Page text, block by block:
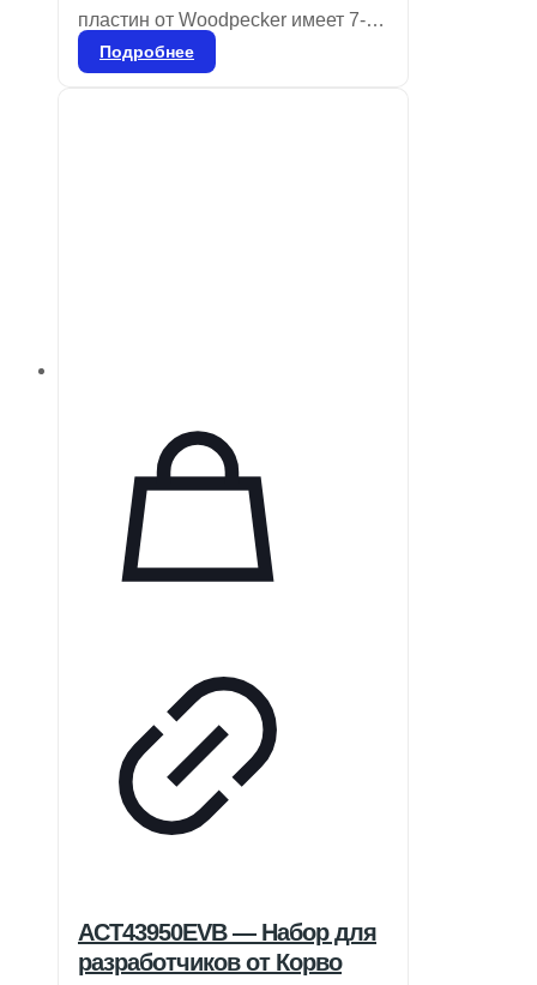
пластин от Woodpecker имеет 7-
дюймовый сенсорный экран с
Подробнее
ACT43950EVB — Набор для
разработчиков от Корво